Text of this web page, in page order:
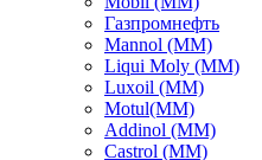
Газпромнефть
Mannol (ММ)
Liqui Moly (ММ)
Luxoil (ММ)
Motul(ММ)
Addinol (ММ)
Castrol (ММ)